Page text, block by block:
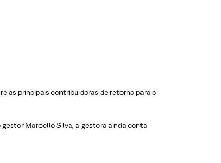
as principais contribuidoras de retorno para o
Marcello Silva, a gestora ainda conta